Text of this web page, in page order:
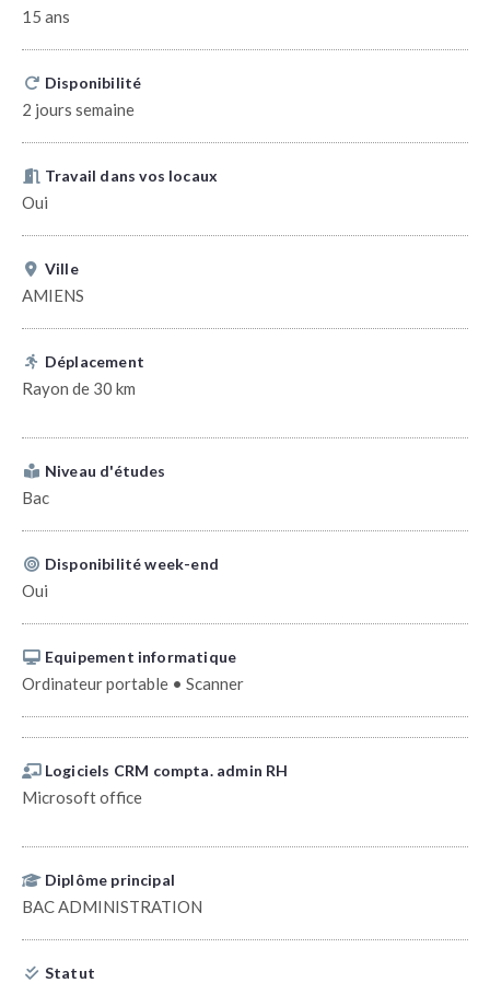
15 ans
Disponibilité
2 jours semaine
Travail dans vos locaux
Oui
Ville
AMIENS
Déplacement
Rayon de 30 km
Niveau d'études
Bac
Disponibilité week-end
Oui
Equipement informatique
Ordinateur portable • Scanner
Logiciels CRM compta. admin RH
Microsoft office
Diplôme principal
BAC ADMINISTRATION
Statut